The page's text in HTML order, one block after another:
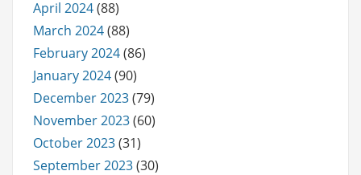
April 2024(88)
March 2024(88)
February 2024(86)
January 2024(90)
December 2023(79)
November 2023(60)
October 2023(31)
September 2023(30)